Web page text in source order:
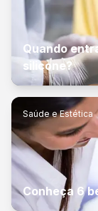
Quando
silicone?
Saúde e Estética
Conheça 6